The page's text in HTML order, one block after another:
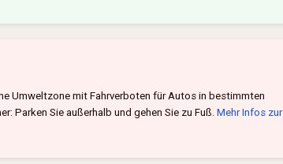
Umweltzone mit Fahrverboten für Autos in bestimmten
Parken Sie außerhalb und gehen Sie zu Fuß. Mehr Infos zur